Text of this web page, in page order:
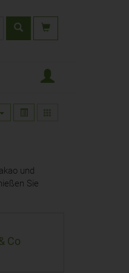
und
Sie
Co